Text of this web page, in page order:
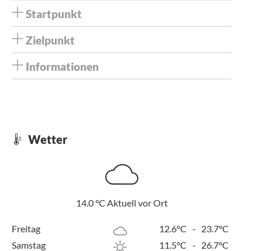
Startpunkt
Zielpunkt
Informationen
Wetter
14.0°C Aktuell vor Ort
Freitag 12.6°C - 23.7°C
Samstag
11.5°C - 26.7°C